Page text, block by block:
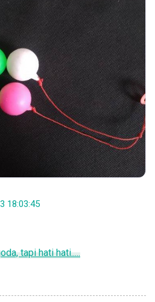
18:03:45
tapi hati hati.....